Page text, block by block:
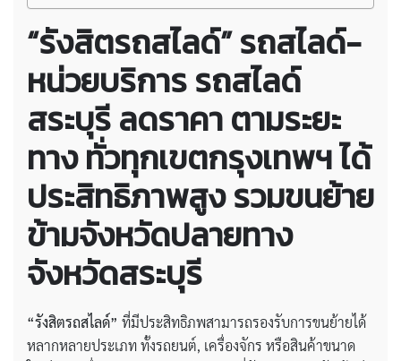
“รังสิตรถสไลด์” รถสไลด์-
หน่วยบริการ รถสไลด์
สระบุรี ลดราคา ตามระยะ
ทาง ทั่วทุกเขตกรุงเทพฯ ได้
ประสิทธิภาพสูง รวมขนย้าย
ข้ามจังหวัดปลายทาง
จังหวัดสระบุรี
“รังสิตรถสไลด์” ที่มีประสิทธิภพสามารถรองรับการขนย้ายได้
หลากหลายประเภท ทั้งรถยนต์, เครื่องจักร หรือสินค้าขนาด